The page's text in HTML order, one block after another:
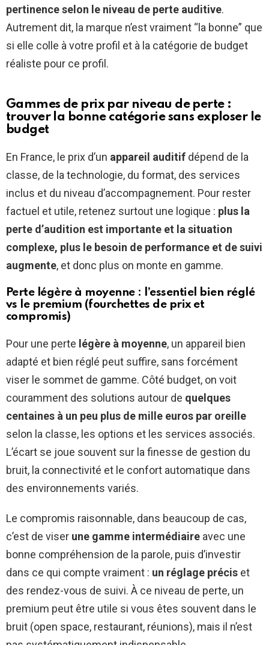
pertinence selon le niveau de perte auditive.
Autrement dit, la marque n’est vraiment “la bonne” que
si elle colle à votre profil et à la catégorie de budget
réaliste pour ce profil.
Gammes de prix par niveau de perte :
trouver la bonne catégorie sans exploser le
budget
En France, le prix d’un appareil auditif dépend de la
classe, de la technologie, du format, des services
inclus et du niveau d’accompagnement. Pour rester
factuel et utile, retenez surtout une logique : plus la
perte d’audition est importante et la situation
complexe, plus le besoin de performance et de suivi
augmente, et donc plus on monte en gamme.
Perte légère à moyenne : l’essentiel bien réglé
vs le premium (fourchettes de prix et
compromis)
Pour une perte légère à moyenne, un appareil bien
adapté et bien réglé peut suffire, sans forcément
viser le sommet de gamme. Côté budget, on voit
couramment des solutions autour de quelques
centaines à un peu plus de mille euros par oreille
selon la classe, les options et les services associés.
L’écart se joue souvent sur la finesse de gestion du
bruit, la connectivité et le confort automatique dans
des environnements variés.
Le compromis raisonnable, dans beaucoup de cas,
c’est de viser une gamme intermédiaire avec une
bonne compréhension de la parole, puis d’investir
dans ce qui compte vraiment : un réglage précis et
des rendez-vous de suivi. À ce niveau de perte, un
premium peut être utile si vous êtes souvent dans le
bruit (open space, restaurant, réunions), mais il n’est